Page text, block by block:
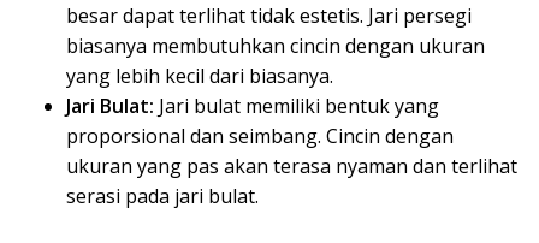
besar dapat terlihat tidak estetis. Jari persegi
biasanya membutuhkan cincin dengan ukuran
yang lebih kecil dari biasanya.
Jari Bulat: Jari bulat memiliki bentuk yang
proporsional dan seimbang. Cincin dengan
ukuran yang pas akan terasa nyaman dan terlihat
serasi pada jari bulat.